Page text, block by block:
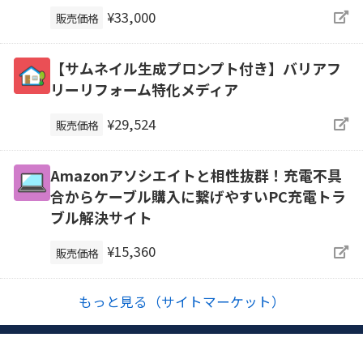
販売価格 ¥33,000
【サムネイル生成プロンプト付き】バリアフ
リーリフォーム特化メディア
販売価格 ¥29,524
Amazonアソシエイトと相性抜群！充電不具
合からケーブル購入に繋げやすいPC充電トラ
ブル解決サイト
販売価格 ¥15,360
もっと見る（サイトマーケット）